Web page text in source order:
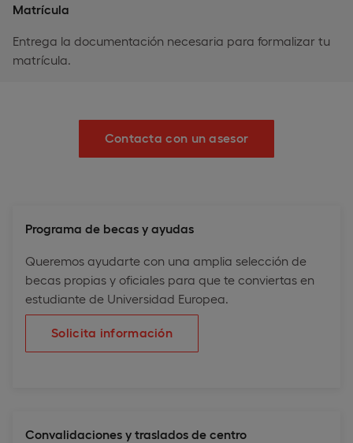
Matrícula
Entrega la documentación necesaria para formalizar tu
matrícula.
Contacta con un asesor
Programa de becas y ayudas
Queremos ayudarte con una amplia selección de
becas propias y oficiales para que te conviertas en
estudiante de Universidad Europea.
Solicita información
Convalidaciones y traslados de centro